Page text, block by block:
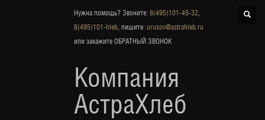
Нужна помощь? Звоните: 8(495)101-45-32,
8(495)101-hleb, пишите: urusov@astrahleb.ru
или закажите ОБРАТНЫЙ ЗВОНОК
Компания
АстраХлеб